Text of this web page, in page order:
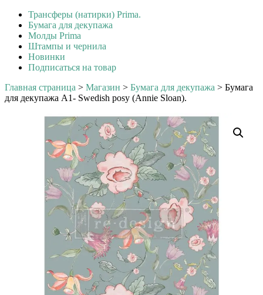
Трансферы (натирки) Prima.
Бумага для декупажа
Молды Prima
Штампы и чернила
Новинки
Подписаться на товар
Главная страница > Магазин > Бумага для декупажа > Бумага
для декупажа А1- Swedish posy (Annie Sloan).